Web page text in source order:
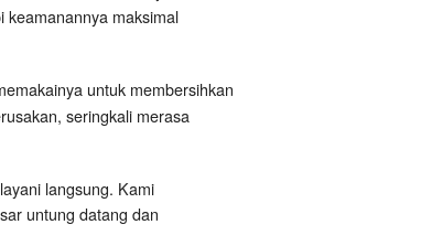
keamanannya maksimal
untuk membersihkan
seringkali merasa
langsung. Kami
untung datang dan